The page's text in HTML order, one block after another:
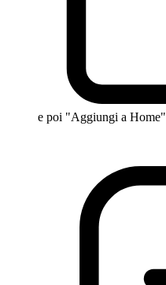
e poi "Aggiungi a Home"